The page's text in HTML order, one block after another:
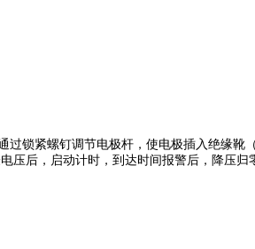
紧螺钉调节电极杆，使电极插入绝缘靴（手
后，启动计时，到达时间报警后，降